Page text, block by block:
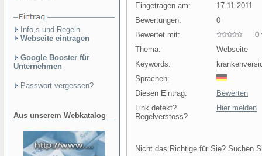
Info,s und Regeln
Webseite eintragen
Google Booster für
Unternehmen
Passwort vergessen?
Aus unserem Webkatalog
Eingetragen am:
17.11.2011
Bewertungen:
0
Bewertet mit:
0
Thema:
Webseite
Keywords:
Sprachen:
Diesen Eintrag:
Bewerten
Link defekt?
Regelverstoss?
Hier melden
Nicht das Richtige für Sie? Suchen